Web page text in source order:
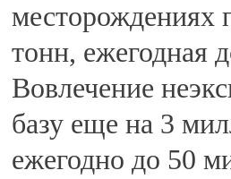
месторождениях
тонн, ежегодная
Вовлечение
базу еще на 3
ежегодно до 50